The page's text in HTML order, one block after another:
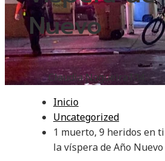
Nuevo
Claudia Nogueira 134
Inicio
Uncategorized
1 muerto, 9 heridos en
la víspera de Año Nuevo